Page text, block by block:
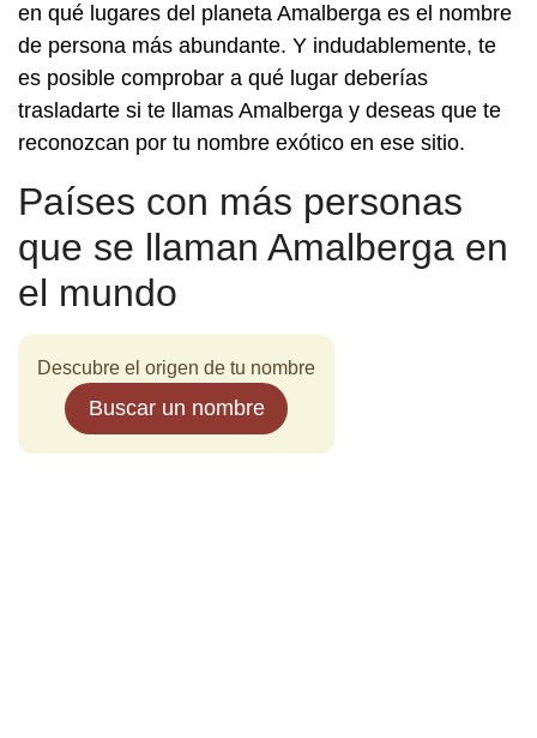
en qué lugares del planeta Amalberga es el nombre
de persona más abundante. Y indudablemente, te
es posible comprobar a qué lugar deberías
trasladarte si te llamas Amalberga y deseas que te
reconozcan por tu nombre exótico en ese sitio.
Países con más personas
que se llaman Amalberga en
el mundo
Descubre el origen de tu nombre
Buscar un nombre